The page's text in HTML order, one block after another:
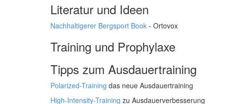
Literatur und Ideen
Nachhaltigerer Bergsport Book - Ortovox
Training und Prophylaxe
Tipps zum Ausdauertraining
Polarized-Training das neue Ausdauertraining
High-Intensity-Training zu Ausdauerverbesserung